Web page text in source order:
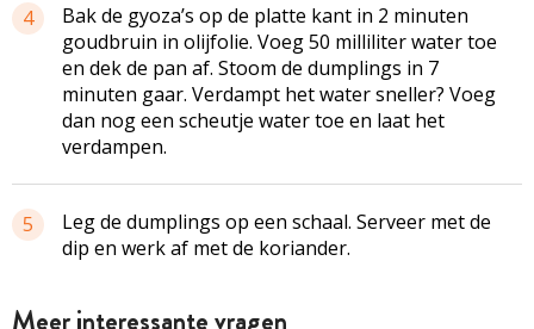
4
Bak de gyoza’s op de platte kant in 2 minuten
goudbruin in olijfolie. Voeg 50 milliliter water toe
en dek de pan af. Stoom de dumplings in 7
minuten gaar. Verdampt het water sneller? Voeg
dan nog een scheutje water toe en laat het
verdampen.
5
Leg de dumplings op een schaal. Serveer met de
dip en werk af met de koriander.
Meer interessante vragen